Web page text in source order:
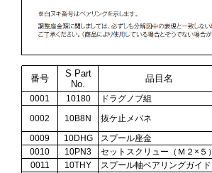
番号
S Part
No.
品目名
0001 10180 ドラグノブ組
0002
10B8N 抜ケ止メバネ
0009
10DHG スプール座金
0010
10PN3 セットスクリュー（Ｍ２×５）
0011
10THY スプール軸ベアリングガイド